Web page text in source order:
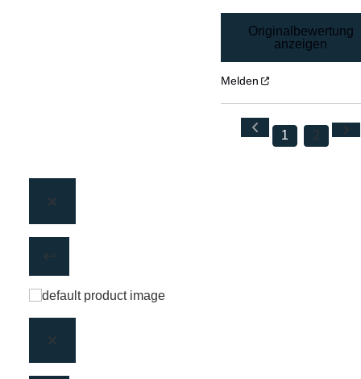
Originalbewertung
anzeigen
Melden
1 2